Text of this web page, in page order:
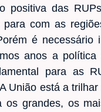
positiva das
para com as
é necessário
anos a política
para as
União está a
os grandes, os